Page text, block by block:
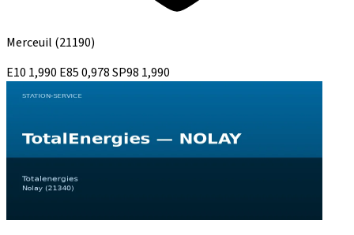
Merceuil (21190)
E10 1,990 E850,978SP98 1,990